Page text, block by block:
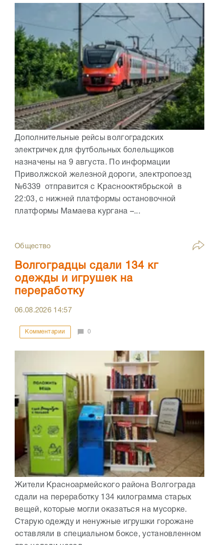
Дополнительные рейсы волгоградских
электричек для футбольных болельщиков
назначены на 9 августа. По информации
Приволжской железной дороги, электропоезд
№6339 отправится с Краснооктябрьской в
22:03, с нижней платформы остановочной
платформы Мамаева кургана –...
Общество
Волгоградцы сдали 134 кг
одежды и игрушек на
переработку
06.08.2026 14:57
Комментарии 0
Жители Красноармейского района Волгограда
сдали на переработку 134 килограмма старых
вещей, которые могли оказаться на мусорке.
Старую одежду и ненужные игрушки горожане
оставляли в специальном боксе, установленном